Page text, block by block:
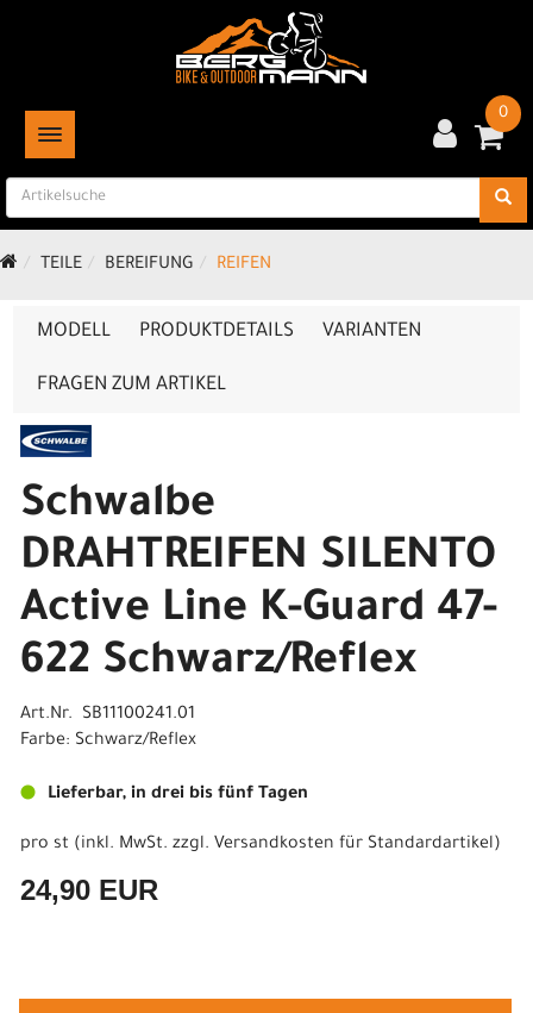
TOGGLE NAVIGATION
0
TEILE BEREIFUNG REIFEN
MODELL PRODUKTDETAILS VARIANTEN
FRAGEN ZUM ARTIKEL
Schwalbe
DRAHTREIFEN SILENTO
Active Line K-Guard 47-
622 Schwarz/Reflex
Art.Nr. SB11100241.01
Farbe: Schwarz/Reflex
Lieferbar, in drei bis fünf Tagen
pro st (inkl. MwSt. zzgl. Versandkosten für Standardartikel)
24,90 EUR